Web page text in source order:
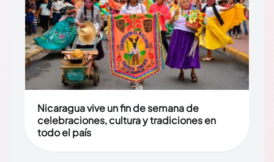
Nicaragua vive un fin de semana de
celebraciones, cultura y tradiciones en
todo el país